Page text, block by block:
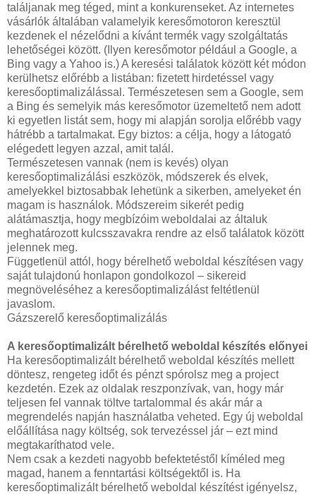
találjanak meg téged, mint a konkurenseket. Az internetes
vásárlók általában valamelyik keresőmotoron keresztül
kezdenek el nézelődni a kívánt termék vagy szolgáltatás
lehetőségei között. (Ilyen keresőmotor például a Google, a
Bing vagy a Yahoo is.) A keresési találatok között két módon
kerülhetsz előrébb a listában: fizetett hirdetéssel vagy
keresőoptimalizálással. Természetesen sem a Google, sem
a Bing és semelyik más keresőmotor üzemeltető nem adott
ki egyetlen listát sem, hogy mi alapján sorolja előrébb vagy
hátrébb a tartalmakat. Egy biztos: a célja, hogy a látogató
elégedett legyen azzal, amit talál.
Természetesen vannak (nem is kevés) olyan
keresőoptimalizálási eszközök, módszerek és elvek,
amelyekkel biztosabbak lehetünk a sikerben, amelyeket én
magam is használok. Módszereim sikerét pedig
alátámasztja, hogy megbízóim weboldalai az általuk
meghatározott kulcsszavakra rendre az első találatok között
jelennek meg.
Függetlenül attól, hogy bérelhető weboldal készítésen vagy
saját tulajdonú honlapon gondolkozol – sikereid
megnöveléséhez a keresőoptimalizálást feltétlenül
javaslom.
Gázszerelő keresőoptimalizálás
A keresőoptimalizált bérelhető weboldal készítés előnyei
Ha keresőoptimalizált bérelhető weboldal készítés mellett
döntesz, rengeteg időt és pénzt spórolsz meg a project
kezdetén. Ezek az oldalak reszponzívak, van, hogy már
teljesen fel vannak töltve tartalommal és akár már a
megrendelés napján használatba veheted. Egy új weboldal
előállítása nagy költség, sok tervezéssel jár – ezt mind
megtakaríthatod vele.
Nem csak a kezdeti nagyobb befektetéstől kíméled meg
magad, hanem a fenntartási költségektől is. Ha
keresőoptimalizált bérelhető weboldal készítést igényelsz,